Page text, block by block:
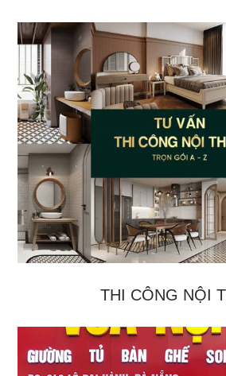
THI CÔNG NỘI